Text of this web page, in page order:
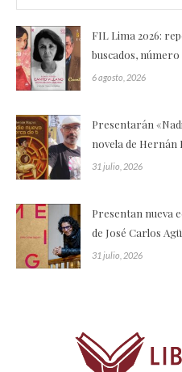
FIL Lima 2026:
buscados,
6 agosto, 2026
Presentarán
novela de Hernán
31 julio, 2026
Presentan nueva
de José Carlos
31 julio, 2026